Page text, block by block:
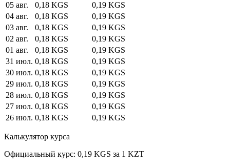
05 авг.
0,18 KGS
0,19 KGS
04 авг.
0,18 KGS
0,19 KGS
03 авг.
0,18 KGS
0,19 KGS
02 авг.
0,18 KGS
0,19 KGS
01 авг.
0,18 KGS
0,19 KGS
31 июл. 0,18 KGS
0,19 KGS
30 июл. 0,18 KGS
0,19 KGS
29 июл. 0,18 KGS
0,19 KGS
28 июл. 0,18 KGS
0,19 KGS
27 июл. 0,18 KGS
0,19 KGS
26 июл. 0,18 KGS 0,19 KGS
Калькулятор курса
Официальный курс: 0,19 KGS за 1 KZT